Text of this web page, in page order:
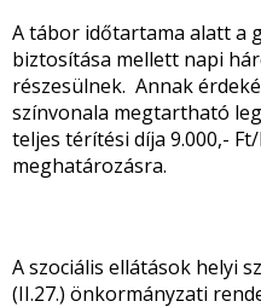
A tábor időtartama alatt a
biztosítása mellett napi
részesülnek. Annak
színvonala megtartható
teljes térítési díja 9.000,-
meghatározásra.
A szociális ellátások helyi
(II.27.) önkormányzati